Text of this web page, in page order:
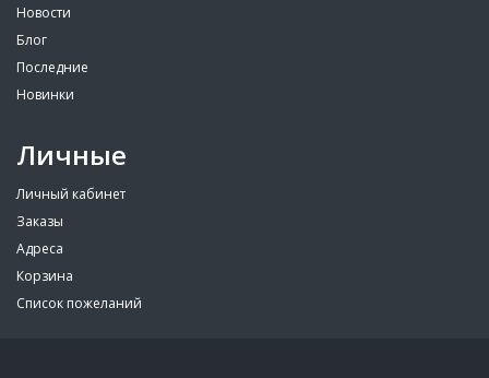
Новости
Блог
Последние
Новинки
Личные
Личный кабинет
Заказы
Адреса
Корзина
Список пожеланий